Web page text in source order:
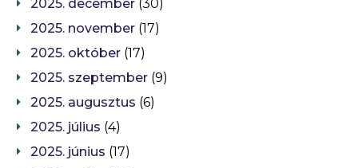
2025. december (30)
2025. november (17)
2025. október (17)
2025. szeptember (9)
2025. augusztus (6)
2025. július (4)
2025. június (17)